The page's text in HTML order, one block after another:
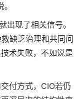
出现了相关信号。
缺乏治理和共同问
术失败，不如说是
付方式，CIO若仍